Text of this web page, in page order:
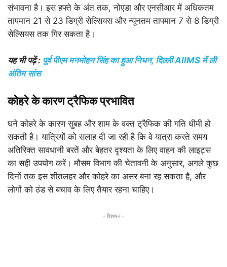
संभावना है। इस हफ्ते के अंत तक, नोएडा और एनसीआर में अधिकतम
तापमान 21 से 23 डिग्री सेल्सियस और न्यूनतम तापमान 7 से 8 डिग्री
सेल्सियस तक गिर सकता है।
यह भी पढ़ें : पूर्व पीएम मनमोहन सिंह का हुआ निधन, दिल्ली AIIMS में ली
अंतिम सांस
कोहरे के कारण ट्रैफिक प्रभावित
घने कोहरे के कारण सुबह और शाम के वक्त ट्रैफिक की गति धीमी हो
सकती है। यात्रियों को सलाह दी जा रही है कि वे यात्रा करते समय
अतिरिक्त सावधानी बरतें और बेहतर दृश्यता के लिए वाहन की लाइट्स
का सही उपयोग करें। मौसम विभाग की चेतावनी के अनुसार, अगले कुछ
दिनों तक इस शीतलहर और कोहरे का असर बना रह सकता है, और
लोगों को ठंड से बचाव के लिए तैयार रहना चाहिए।
- विज्ञापन -